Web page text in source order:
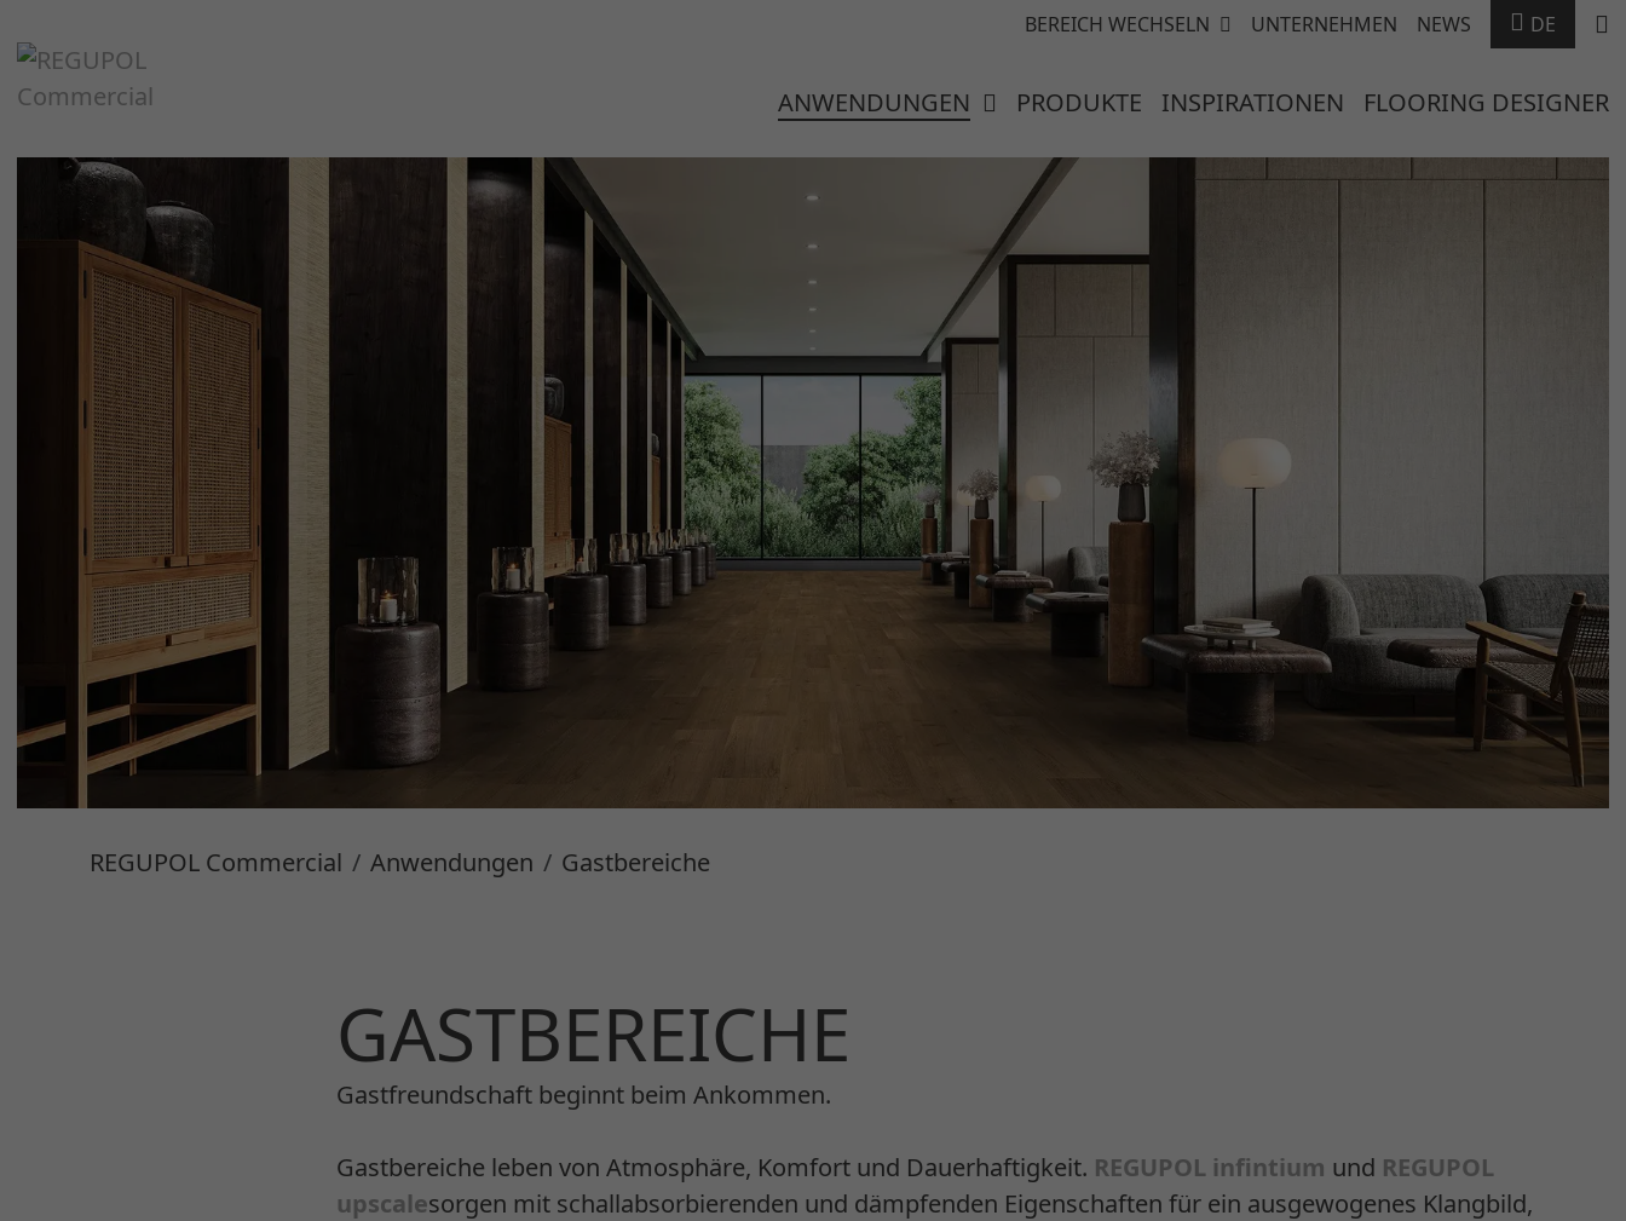
BEREICH WECHSELN UNTERNEHMEN NEWS DE
ANWENDUNGEN PRODUKTE INSPIRATIONEN FLOORING DESIGNER
REGUPOL Commercial Anwendungen Gastbereiche
GASTBEREICHE
Gastfreundschaft beginnt beim Ankommen.
Gastbereiche leben von Atmosphäre, Komfort und Dauerhaftigkeit. REGUPOL infintium und REGUPOL
upscalesorgen mit schallabsorbierenden und dämpfenden Eigenschaften für ein ausgewogenes Klangbild,